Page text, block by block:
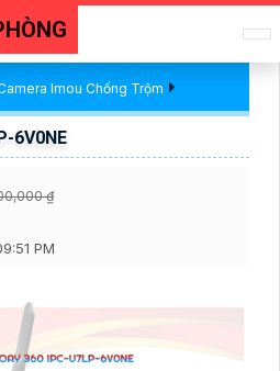
Imou Chống Trộm
6V0NE
₫
PM